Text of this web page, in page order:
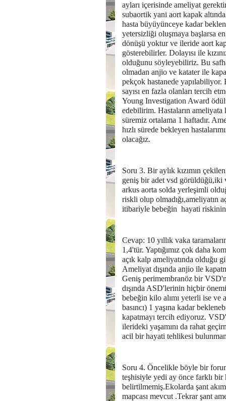
ayları içerisinde ameliyat
subaortik yani aort kapak
hasta büyüyünceye kadar
yetersizliği oluşmaya başlarsa
dönüşü yoktur ve ileride aort
gösterebilirler. Dolayısı ile
olduğunu söyleyebiliriz. Bu
olmadan anjio ve katater ile
pekçok hastanede yapılabiliyor.
sayısı en fazla olanları tercih
Young Investigation Award
edebilirim. Hastaların ameliyata
süremiz ortalama 1 haftadır.
hızlı sürede bekleyen
olacağız.
Soru 3. Bir aylık kızımın
geniş bir adet vsd görüldüğü,iki
arkus aorta solda yerleşimli
riskli olup olmadığı,ameliyatın
itibariyle bebeğin hayati riskinin
Cevap: 10 yıllık vaka
1,4'tür. Yaptığımız çok daha
açık kalp ameliyatında olduğu
Ameliyat dışında anjio ile
Geniş perimembranöz bir
dışında ASD'lerinin hiçbir
bebeğin kilo alımı yeterli ise
basıncı) 1 yaşına kadar
kapatmayı tercih ediyoruz.
ilerideki yaşamını da rahat
acil bir hayati tehlikesi
Soru 4. Öncelikle böyle bir
teşhisiyle yedi ay önce farklı bir
belirtilmemiş.Ekolarda şant
mapcası mevcut .Tekrar şant